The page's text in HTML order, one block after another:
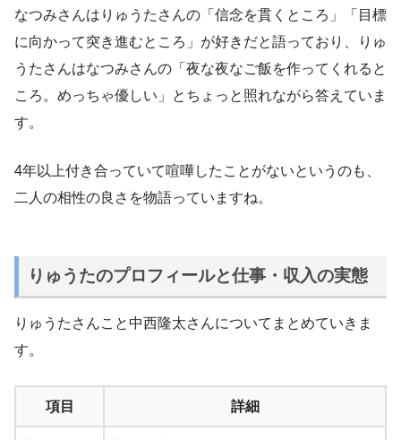
なつみさんはりゅうたさんの「信念を貫くところ」「目標
に向かって突き進むところ」が好きだと語っており、りゅ
うたさんはなつみさんの「夜な夜なご飯を作ってくれると
ころ。めっちゃ優しい」とちょっと照れながら答えていま
す。
4年以上付き合っていて喧嘩したことがないというのも、
二人の相性の良さを物語っていますね。
りゅうたのプロフィールと仕事・収入の実態
りゅうたさんこと中西隆太さんについてまとめていきま
す。
項目 詳細